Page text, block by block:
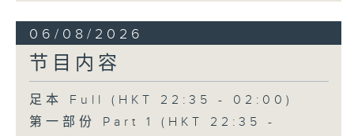
06/08/2026
节目内容
足本 Full (HKT 22:35 - 02:00)
第一部份 Part 1 (HKT 22:35 -